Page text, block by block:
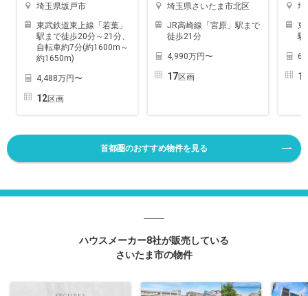
埼玉県坂戸市
東武鉄道東上線「若葉」
駅まで徒歩20分～21分、
自転車約7分(約1600m～
約1650m)
4,488万円〜
12区画
埼玉県さいたま市北区
JR高崎線「宮原」駅まで
徒歩21分
4,990万円〜
17区画
埼
東
駅
15
首都圏のおすすめ物件を見る
ハウスメーカー8社が販売している
さいたま市の物件